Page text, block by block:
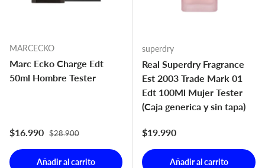
MARCECKO
Marc Ecko Charge Edt
50ml Hombre Tester
Precio de venta
$16.990 Precio normal
$28.900
Añadir al carrito
superdry
Real Superdry Fragrance
Est 2003 Trade Mark 01
Edt 100Ml Mujer Tester
(Caja generica y sin tapa)
Precio normal
$19.990
Añadir al carrito